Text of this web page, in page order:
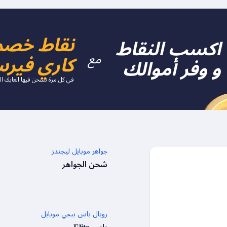
اكسب النقاط
و وفر أموالك
مع
نقاط
كاري
في كل مرة تشحن فيها العابك
جواهر موبايل ليجندز
شحن الجواهر
رويال باس ببجي موبايل